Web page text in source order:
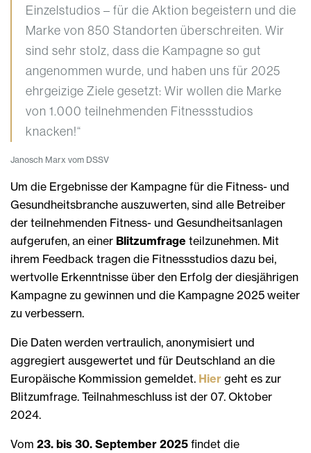
Einzelstudios – für die Aktion begeistern und die
Marke von 850 Standorten überschreiten. Wir
sind sehr stolz, dass die Kampagne so gut
angenommen wurde, und haben uns für 2025
ehrgeizige Ziele gesetzt: Wir wollen die Marke
von 1.000 teilnehmenden Fitnessstudios
knacken!“
Janosch Marx vom DSSV
Um die Ergebnisse der Kampagne für die Fitness- und
Gesundheitsbranche auszuwerten, sind alle Betreiber
der teilnehmenden Fitness- und Gesundheitsanlagen
aufgerufen, an einer Blitzumfrage teilzunehmen. Mit
ihrem Feedback tragen die Fitnessstudios dazu bei,
wertvolle Erkenntnisse über den Erfolg der diesjährigen
Kampagne zu gewinnen und die Kampagne 2025 weiter
zu verbessern.
Die Daten werden vertraulich, anonymisiert und
aggregiert ausgewertet und für Deutschland an die
Europäische Kommission gemeldet. Hier geht es zur
Blitzumfrage. Teilnahmeschluss ist der 07. Oktober
2024.
Vom 23. bis 30. September 2025 findet die